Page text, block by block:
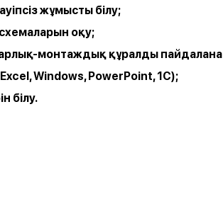
жұмысты білу;
схемаларын оқу;
монтаждық құралды пайдалана
Windows, PowerPoint, 1C);
білу.